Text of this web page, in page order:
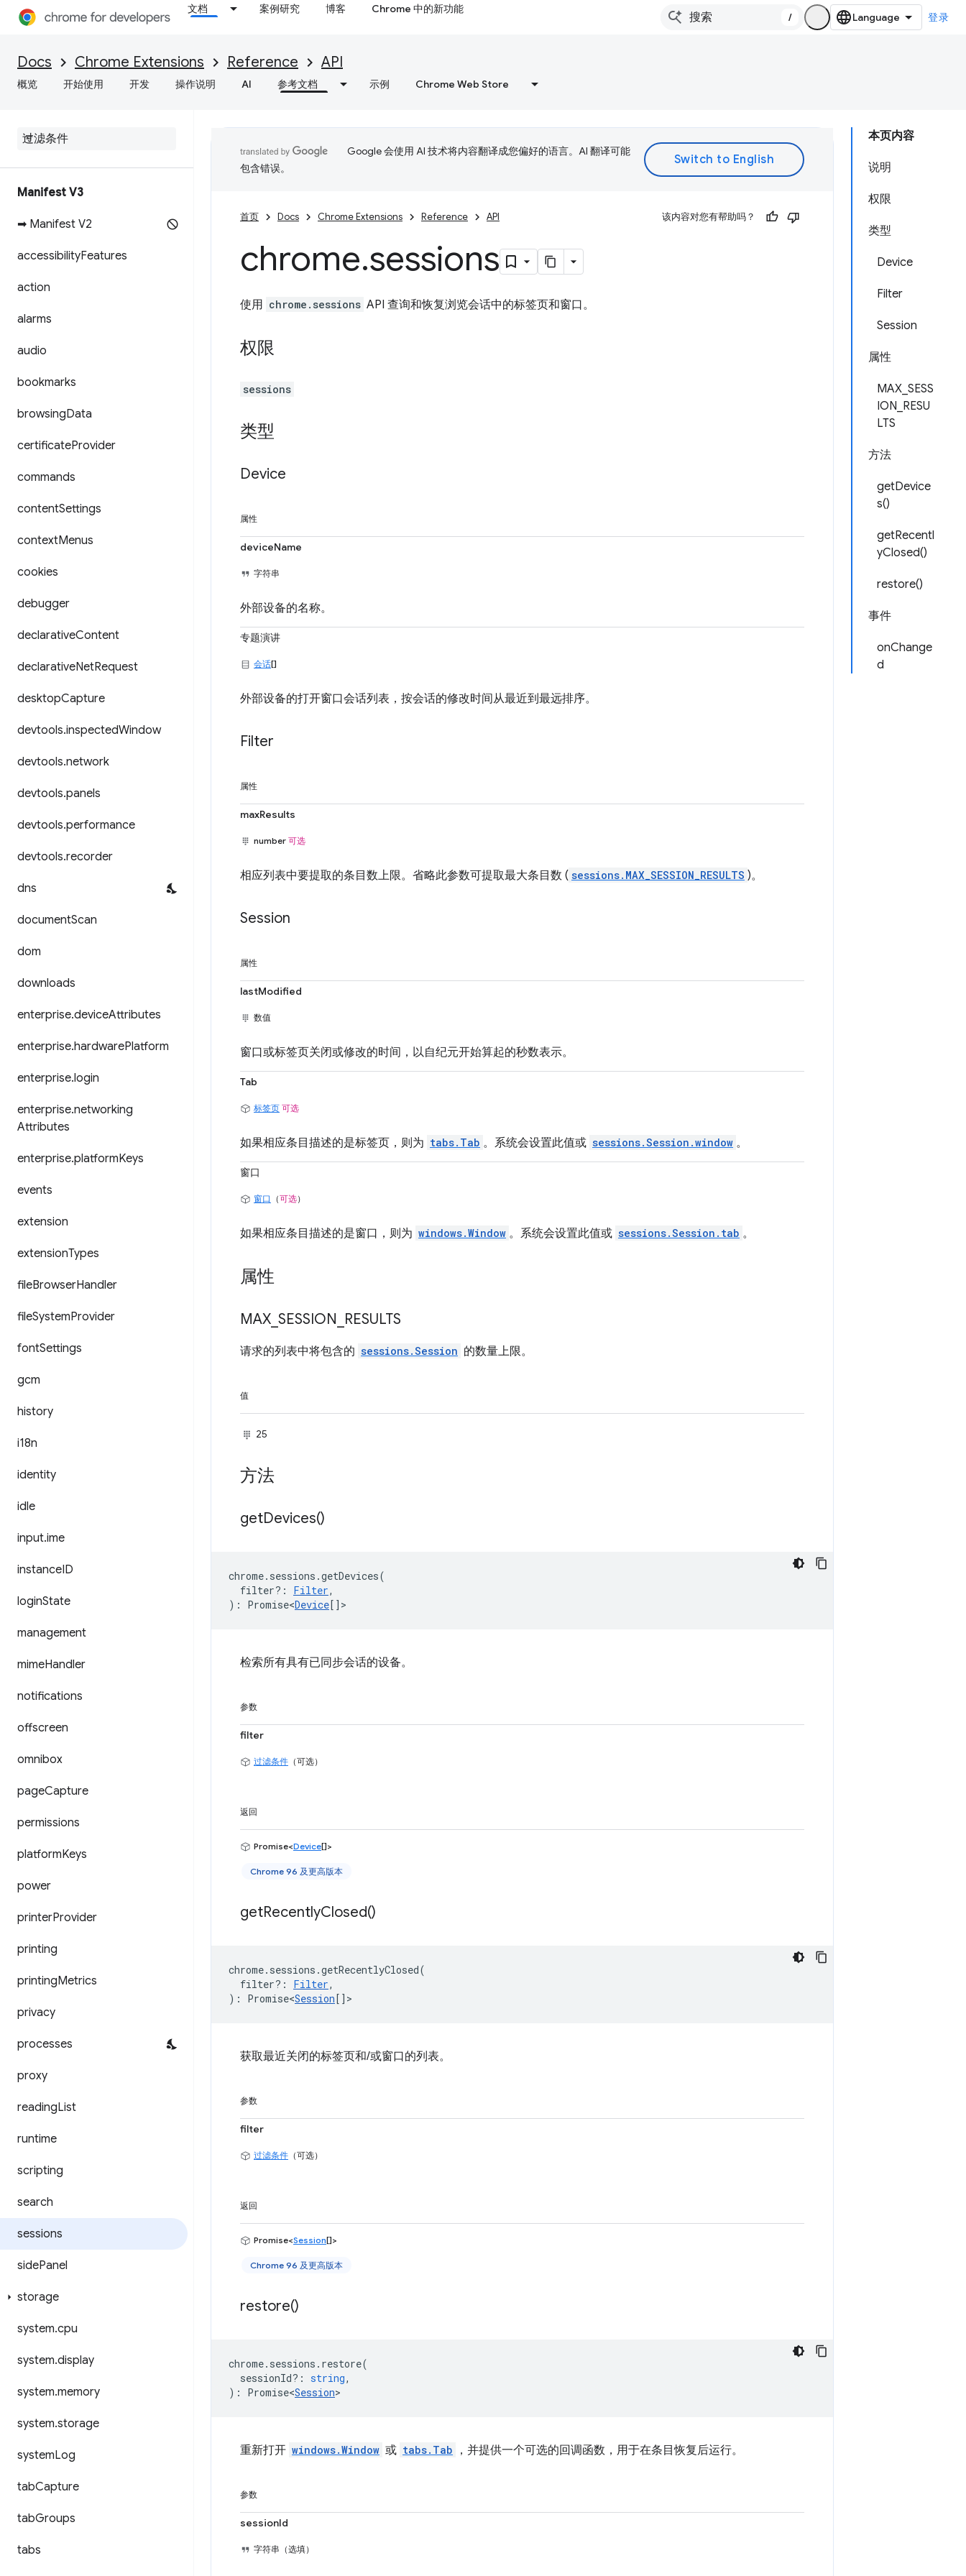
文档 案例研究 博客 Chrome 中的新功能
/ 登录
Docs Chrome Extensions Reference API
概览 开始使用 开发 操作说明 AI 参考文档 示例 Chrome Web Store
Manifest V3
➡ Manifest V2
accessibilityFeatures
action
alarms
audio
bookmarks
browsingData
certificateProvider
commands
contentSettings
contextMenus
cookies
debugger
declarativeContent
declarativeNetRequest
desktopCapture
devtools.inspectedWindow
devtools.network
devtools.panels
devtools.performance
devtools.recorder
dns
documentScan
dom
downloads
enterprise.deviceAttributes
enterprise.hardwarePlatform
enterprise.login
enterprise.networking
Attributes
enterprise.platformKeys
events
extension
extensionTypes
fileBrowserHandler
fileSystemProvider
fontSettings
gcm
history
i18n
identity
idle
input.ime
instanceID
loginState
management
mimeHandler
notifications
offscreen
omnibox
pageCapture
permissions
platformKeys
power
printerProvider
printing
printingMetrics
privacy
processes
proxy
readingList
runtime
scripting
search
sessions
sidePanel
storage
system.cpu
system.display
system.memory
system.storage
systemLog
tabCapture
tabGroups
tabs
本页内容
说明
权限
类型
Device
Filter
Session
属性
MAX_SESS
ION_RESU
LTS
方法
getDevice
s()
getRecentl
yClosed()
restore()
事件
onChange
d
Google 会使用 AI 技术将内容翻译成您偏好的语言。AI 翻译可能
包含错误。
首页 Docs Chrome Extensions Reference API 该内容对您有帮助吗？
chrome.sessions
使用 chrome.sessions API 查询和恢复浏览会话中的标签页和窗口。
权限
sessions
类型
Device
属性
deviceName
字符串
外部设备的名称。
专题演讲
会话[]
外部设备的打开窗口会话列表，按会话的修改时间从最近到最远排序。
Filter
属性
maxResults
number 可选
相应列表中要提取的条目数上限。省略此参数可提取最大条目数 ( sessions.MAX_SESSION_RESULTS )。
Session
属性
lastModified
数值
窗口或标签页关闭或修改的时间，以自纪元开始算起的秒数表示。
Tab
标签页 可选
如果相应条目描述的是标签页，则为 tabs.Tab 。系统会设置此值或 sessions.Session.window 。
窗口
窗口 （可选）
如果相应条目描述的是窗口，则为 windows.Window 。系统会设置此值或 sessions.Session.tab 。
属性
MAX SESSION RESULTS
请求的列表中将包含的 sessions.Session 的数量上限。
值
25
方法
getDevices()
chrome. sessions .getDevices(
filter? : Filter,
) : Promise<Device[] >
检索所有具有已同步会话的设备。
参数
filter
过滤条件 （可选）
返回
Promise<Device[]>
Chrome 96 及更高版本
getRecentlyClosed()
chrome. sessions .getRecentlyClosed(
filter? : Filter,
) : Promise<Session[] >
获取最近关闭的标签页和/或窗口的列表。
参数
filter
过滤条件 （可选）
返回
Promise<Session[]>
Chrome 96 及更高版本
restore()
chrome. sessions . restore(
sessionId? : string,
) : Promise<Session>
重新打开 windows.Window 或 tabs.Tab ，并提供一个可选的回调函数，用于在条目恢复后运行。
参数
sessionId
字符串（选填）